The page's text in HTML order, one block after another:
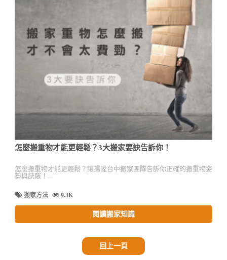
怎麼搬重物才能更輕鬆？3大搬家要訣告訴你！
怎麼搬重物才能更輕鬆？讓揚陞台中搬家團隊告訴你正確的搬重物姿
勢與訣竅！...
搬家方法 9.3K
閱讀搬家知識
回上一頁